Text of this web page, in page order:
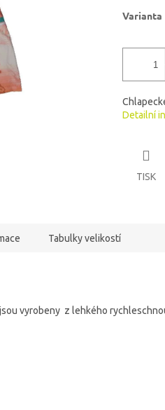
Varianta
Detailní
TISK
Tabulky velikostí
vyrobeny z lehkého